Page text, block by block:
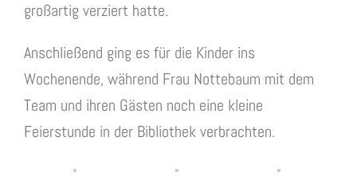
großartig verziert hatte.
Anschließend ging es für die Kinder ins
Wochenende, während Frau Nottebaum mit dem
Team und ihren Gästen noch eine kleine
Feierstunde in der Bibliothek verbrachten.